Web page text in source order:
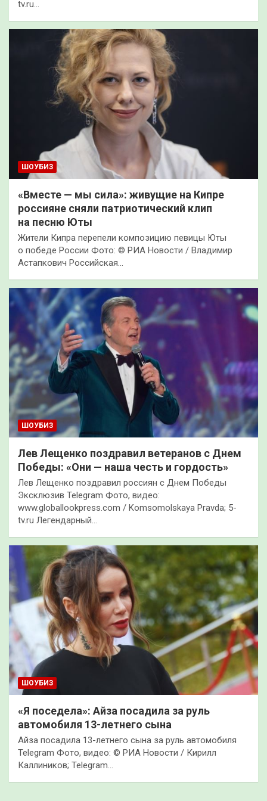
tv.ru…
ШОУБИЗ
«Вместе — мы сила»: живущие на Кипре
россияне сняли патриотический клип
на песню Юты
Жители Кипра перепели композицию певицы Юты
о победе России Фото: © РИА Новости / Владимир
Астапкович Российская…
ШОУБИЗ
Лев Лещенко поздравил ветеранов с Днем
Победы: «Они — наша честь и гордость»
Лев Лещенко поздравил россиян с Днем Победы
Эксклюзив Telegram Фото, видео:
www.globallookpress.com / Komsomolskaya Pravda; 5-
tv.ru Легендарный…
ШОУБИЗ
«Я поседела»: Айза посадила за руль
автомобиля 13-летнего сына
Айза посадила 13-летнего сына за руль автомобиля
Telegram Фото, видео: © РИА Новости / Кирилл
Каллиников; Telegram…